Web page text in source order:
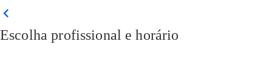
Escolha profissional e horário